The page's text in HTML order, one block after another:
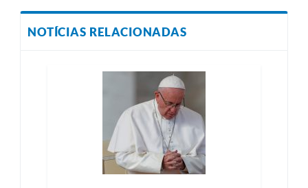
NOTÍCIAS RELACIONADAS